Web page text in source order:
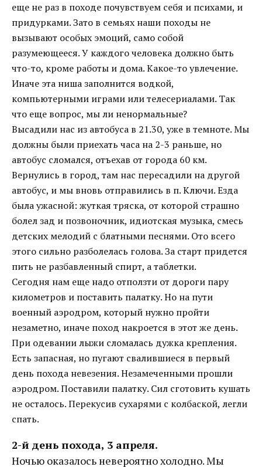
еще не раз в походе почувствуем себя и психами, и
придурками. Зато в семьях наши походы не
вызывают особых эмоций, само собой
разумеющееся. У каждого человека должно быть
что-то, кроме работы и дома. Какое-то увлечение.
Иначе эта ниша заполнится водкой,
компьютерными играми или телесериалами. Так
что еще вопрос, мы ли ненормальные?
Высадили нас из автобуса в 21.30, уже в темноте. Мы
должны были приехать часа на 2-3 раньше, но
автобус сломался, отъехав от города 60 км.
Вернулись в город, там нас пересадили на другой
автобус, и мы вновь отправились в п. Ключи. Езда
была ужасной: жуткая тряска, от которой страшно
болел зад и позвоночник, идиотская музыка, смесь
детских мелодий с блатными песнями. Ото всего
этого сильно разболелась голова. За старт придется
пить не разбавленный спирт, а таблетки.
Сегодня нам еще надо отползти от дороги пару
километров и поставить палатку. Но на пути
военный аэродром, который нужно пройти
незаметно, иначе поход накроется в этот же день.
При одевании лыжи сломалась дужка крепления.
Есть запасная, но пугают свалившиеся в первый
день похода невезения. Незамеченными прошли
аэродром. Поставили палатку. Сил сготовить кушать
не осталось. Перекусив сухарями с колбаской, легли
спать.
2-й день похода, 3 апреля.
Ночью оказалось невероятно холодно. Мы